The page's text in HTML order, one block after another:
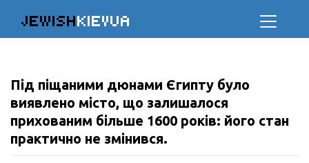
JEWISHKIEVUA
Під піщаними дюнами Єгипту було
виявлено місто, що залишалося
прихованим більше 1600 років: його стан
практично не змінився.